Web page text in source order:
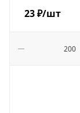
23₽/шт